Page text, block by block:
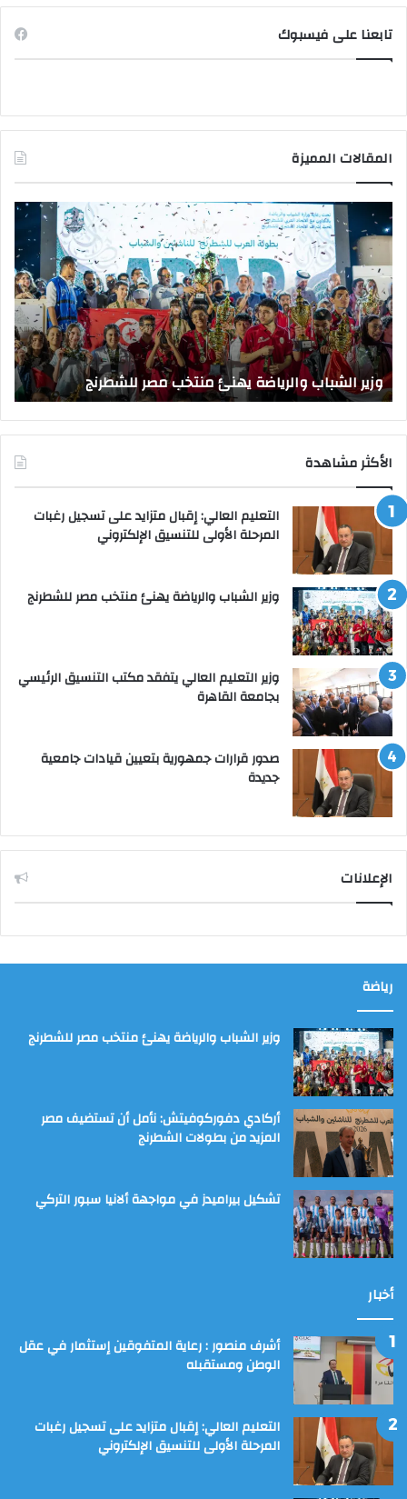
تابعنا على فيسبوك
المقالات المميزة
الشباب
والرياضة
يهنئ
منتخب
مصر
للشطرنج
وزير الشباب والرياضة يهنئ منتخب مصر للشطرنج
الأكثر مشاهدة
التعليم العالي: إقبال متزايد على تسجيل رغبات
المرحلة الأولى للتنسيق الإلكتروني
وزير الشباب والرياضة يهنئ منتخب مصر للشطرنج
وزير التعليم العالي يتفقد مكتب التنسيق الرئيسي
بجامعة القاهرة
صدور قرارات جمهورية بتعيين قيادات جامعية
جديدة
الإعلانات
رياضة
وزير الشباب والرياضة يهنئ منتخب مصر للشطرنج
أركادي دفوركوفيتش: نأمل أن تستضيف مصر
المزيد من بطولات الشطرنج
تشكيل بيراميدز في مواجهة ألانيا سبور التركي
أخبار
أشرف منصور : رعاية المتفوقين إستثمار في عقل
الوطن ومستقبله
التعليم العالي: إقبال متزايد على تسجيل رغبات
المرحلة الأولى للتنسيق الإلكتروني